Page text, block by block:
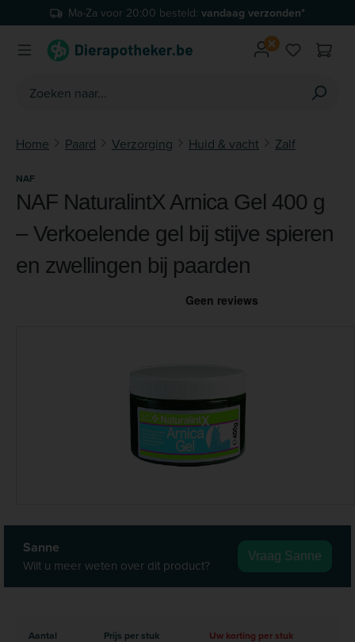
Ga naar de hoofdinhoudMa-Za voor 20:00 besteld: vandaag verzonden*
Je hebt
Home Paard Verzorging Huid & vacht Zalf
Sanne
Wilt u meer weten over dit product?
Vraag Sanne
NAF
NAF NaturalintX Arnica Gel 400 g
– Verkoelende gel bij stijve spieren
en zwellingen bij paarden
Aantal Prijs per stuk Uw korting per stuk